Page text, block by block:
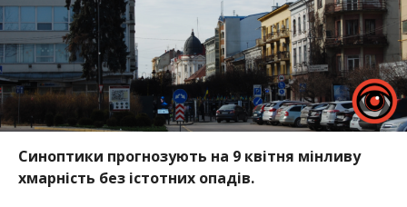
Синоптики прогнозують на 9 квітня мінливу
хмарність без істотних опадів.